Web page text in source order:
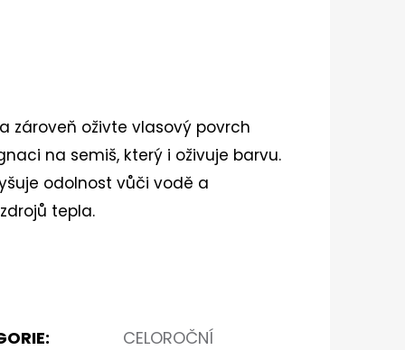
zároveň oživte vlasový povrch
na semiš, který i oživuje barvu.
odolnost vůči vodě a
tepla.
: CELOROČNÍ